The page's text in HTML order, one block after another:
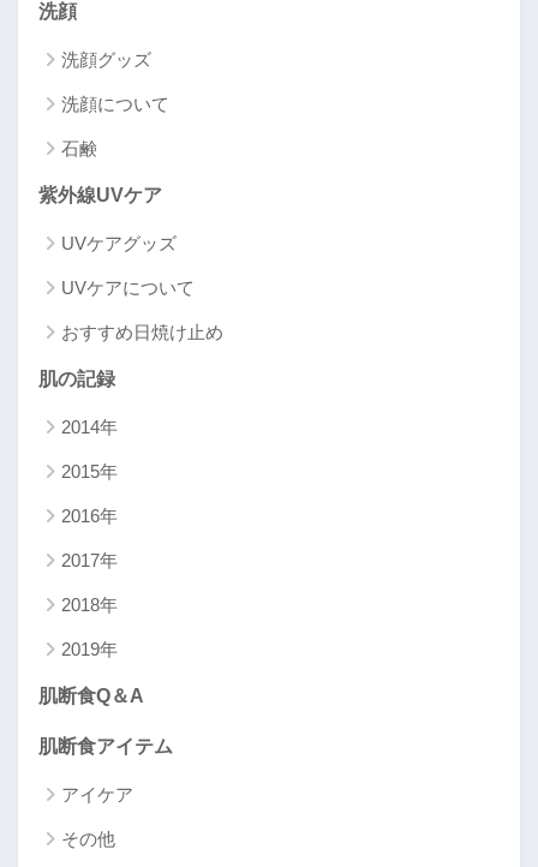
洗顔
洗顔グッズ
洗顔について
石鹸
紫外線UVケア
UVケアグッズ
UVケアについて
おすすめ日焼け止め
肌の記録
2014年
2015年
2016年
2017年
2018年
2019年
肌断食Q＆A
肌断食アイテム
アイケア
その他